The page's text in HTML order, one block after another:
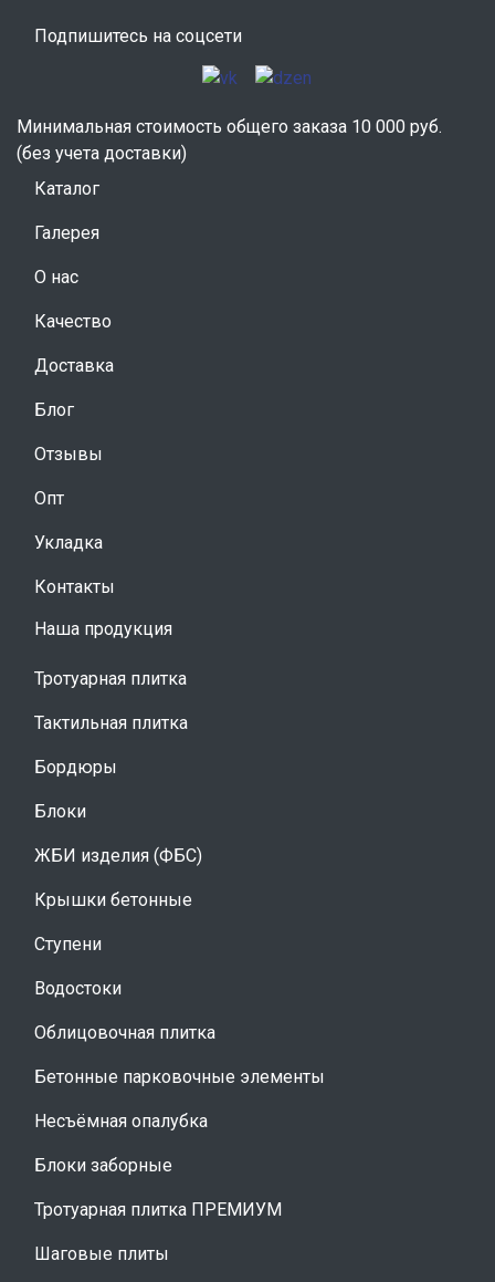
Подпишитесь на соцсети
Минимальная стоимость общего заказа 10 000 руб.
(без учета доставки)
Каталог
Галерея
О нас
Качество
Доставка
Блог
Отзывы
Опт
Укладка
Контакты
Наша продукция
Тротуарная плитка
Тактильная плитка
Бордюры
Блоки
ЖБИ изделия (ФБС)
Крышки бетонные
Ступени
Водостоки
Облицовочная плитка
Бетонные парковочные элементы
Несъёмная опалубка
Блоки заборные
Тротуарная плитка ПРЕМИУМ
Шаговые плиты